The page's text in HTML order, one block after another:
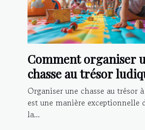
Comment organiser
chasse au trésor
enfants à la maison
Organiser une chasse au trésor
est une manière exceptionnelle
la...